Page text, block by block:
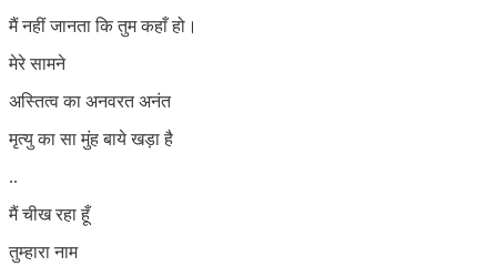
मैं नहीं जानता कि तुम कहाँ हो।
मेरे सामने
अस्तित्व का अनवरत अनंत
मृत्यु का सा मुंह बाये खड़ा है
..
मैं चीख रहा हूँ
तुम्हारा नाम